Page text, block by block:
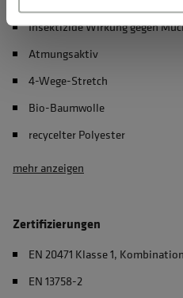
Insektizide Wirkung gegen
Atmungsaktiv
4-Wege-Stretch
Bio-Baumwolle
recycelter Polyester
mehr anzeigen
Zertifizierungen
EN 20471 Klasse 1,
EN 13758-2